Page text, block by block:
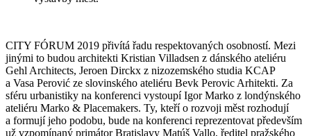
CITY FÓRUM 2019 přivítá řadu respektovaných osobností. Mezi
jinými to budou architekti Kristian Villadsen z dánského ateliéru
Gehl Architects, Jeroen Dirckx z nizozemského studia KCAP
a Vasa Perović ze slovinského ateliéru Bevk Perovic Arhitekti. Za
sféru urbanistiky na konferenci vystoupí Igor Marko z londýnského
ateliéru Marko & Placemakers. Ty, kteří o rozvoji měst rozhodují
a formují jeho podobu, bude na konferenci reprezentovat především
už vzpomínaný primátor Bratislavy Matúš Vallo, ředitel pražského